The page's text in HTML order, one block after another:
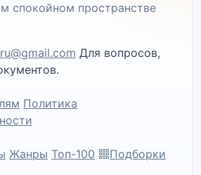
спокойном пространстве
Для вопросов,
Политика
Жанры Топ-100
Подборки